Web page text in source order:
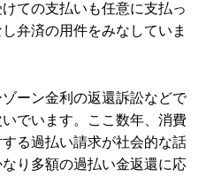
ての支払いも任意に支払っ
弁済の用件をみなしていま
ーン金利の返還訴訟などで
でいます。ここ数年、消費
る過払い請求が社会的な話
り多額の過払い金返還に応